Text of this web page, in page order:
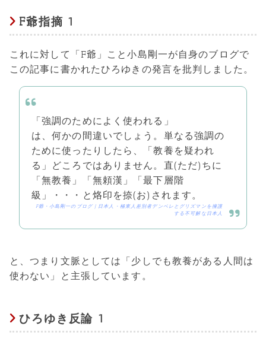
F爺指摘 1
これに対して「F爺」こと小島剛一が自身のブログで
この記事に書かれたひろゆきの発言を批判しました。
「強調のためによく使われる」
は、何かの間違いでしょう。単なる強調の
ために使ったりしたら、「教養を疑われ
る」どころではありません。直(ただ)ちに
「無教養」「無頼漢」「最下層階
級」・・・と烙印を捺(お)されます。
F爺・小島剛一のブログ | 日本人・極東人差別者デンベレとグリズマンを擁護
する不可解な日本人
と、つまり文脈としては「少しでも教養がある人間は
使わない」と主張しています。
ひろゆき反論 1